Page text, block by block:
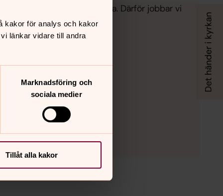
kakor för analys och kakor
länkar vidare till andra
Marknadsföring och
sociala medier
Tillåt alla kakor
sig trygga och välkomna. Därför jobbar vi